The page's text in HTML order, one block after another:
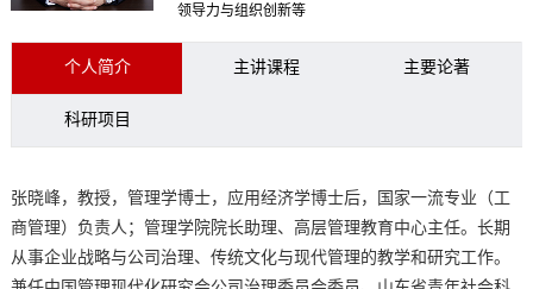
领导力与组织创新等
个人简介 主讲课程 主要论著
科研项目
张晓峰，教授，管理学博士，应用经济学博士后，国家一流专业（工
商管理）负责人；管理学院院长助理、高层管理教育中心主任。长期
从事企业战略与公司治理、传统文化与现代管理的教学和研究工作。